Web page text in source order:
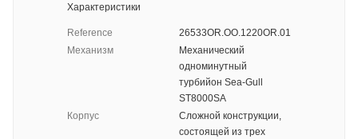
Характеристики
Reference
26533OR.OO.1220OR.01
Механизм
Механический
одноминутный
турбийон Sea-Gull
ST8000SA
Корпус
Сложной конструкции,
состоящей из трех